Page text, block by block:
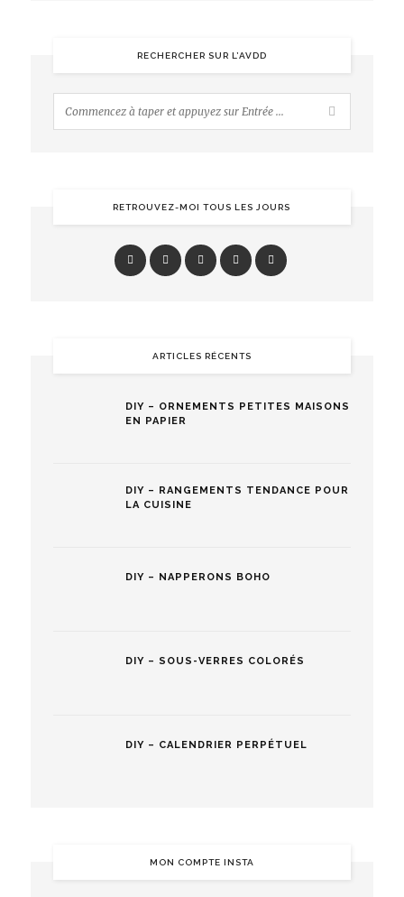
RECHERCHER SUR L’AVDD
RETROUVEZ-MOI TOUS LES JOURS
ARTICLES RÉCENTS
DIY – ORNEMENTS PETITES MAISONS
EN PAPIER
DIY – RANGEMENTS TENDANCE POUR
LA CUISINE
DIY – NAPPERONS BOHO
DIY – SOUS-VERRES COLORÉS
DIY – CALENDRIER PERPÉTUEL
MON COMPTE INSTA